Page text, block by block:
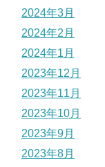
2024年3月
2024年2月
2024年1月
2023年12月
2023年11月
2023年10月
2023年9月
2023年8月